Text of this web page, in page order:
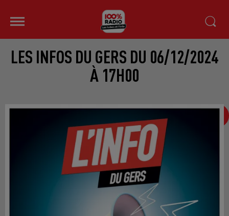
LES INFOS DU GERS DU 06/12/2024
À 17H00